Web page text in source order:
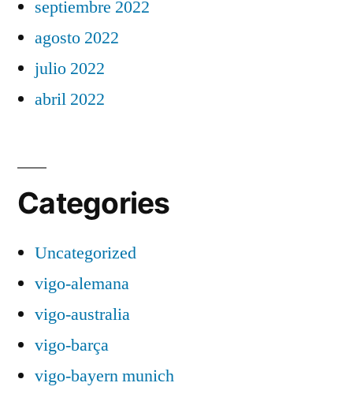
septiembre 2022
agosto 2022
julio 2022
abril 2022
Categories
Uncategorized
vigo-alemana
vigo-australia
vigo-barça
vigo-bayern munich